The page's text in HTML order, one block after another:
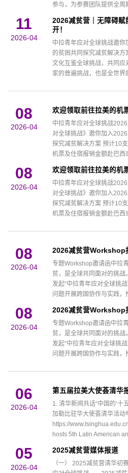
参与，为参赛团队提供全周
解，以及对青年成长的真
集团有限公司党委书记、董
业扶贫、标准化管...
11
2026-04
2026减贫营｜无障碍
开！
中拉青年应对全球挑战邀你
的贫困共同探究减贫解决
文化互鉴全球挑战，共同应
家的普遍挑战，也是全世
2024减贫...
08
2026-04
欢迎领取前往拉美的机
中拉青年应对全球挑战
对全球挑战》邀你加入
探究减贫解决方案 预计10
机票及住宿报销金额赴巴西
为你来配对 关于“减贫营”
是全世界的共同挑战。
经管学院中国-...
08
2026-04
欢迎领取前往拉美的机
中拉青年应对全球挑战
对全球挑战》邀你加入
探究减贫解决方案 预计10
机票及住宿报销金额赴巴
经管学院中国-...
08
2026-04
2026减贫营Workshop
专题Workshop邀请函中拉
贫，是全球共同面对的挑
发起“中拉青年应对全球挑
问题开展跨国协作与实践
为推动包容性发展与减贫的
教育与社区治理中的经验，
疗、教育公平...
08
2026-04
2026减贫营Workshop
专题Workshop邀请函中拉
贫，是全球共同面对的挑
发起“中拉青年应对全球挑
问题开展跨国协作与实践
疗、教育公平...
06
2026-04
第五届拉美大使荟清华
1. 清华新闻共话“中国的‘十
加勒比驻华大使荟清华活动
https://
hosts 5th Latin American
Planhttps://
五届拉美和加勒比驻华大
05
2026-04
​2025减贫营媒体报道
（一） 2025减贫营清华初